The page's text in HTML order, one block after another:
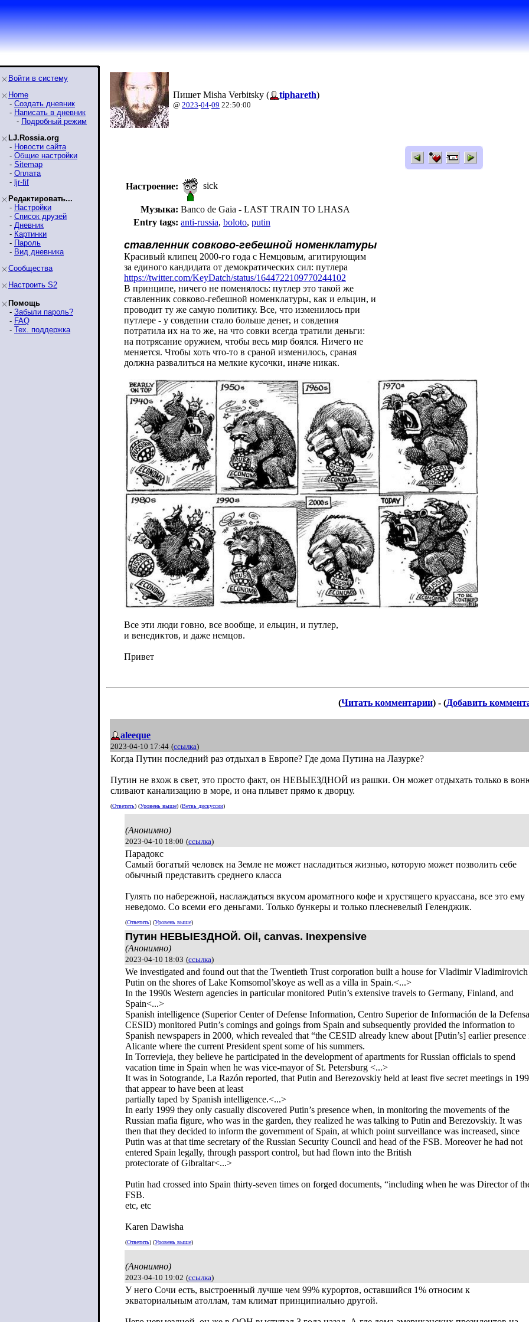
Войти в систему
Home
- Создать дневник
- Написать в дневник
- Подробный режим
LJ.Rossia.org
- Новости сайта
- Общие настройки
- Sitemap
- Оплата
- ljr-fif
Редактировать...
- Настройки
- Список друзей
- Дневник
- Картинки
- Пароль
- Вид дневника
Сообщества
Настроить S2
Помощь
- Забыли пароль?
- FAQ
- Тех. поддержка
Пишет Misha Verbitsky ( tiphareth)
@ 2023-04-09 22:50:00
Настроение: sick
Музыка: Banco de Gaia - LAST TRAIN TO LHASA
Entry tags: anti-russia, boloto, putin
ставленник совково-гебешной номенклатуры
Красивый клипец 2000-го года с Немцовым, агитирующим
за единого кандидата от демократических сил: путлера
https://twitter.com/KeyDatch/status/1644722109770244102
В принципе, ничего не поменялось: путлер это такой же
ставленник совково-гебешной номенклатуры, как и ельцин, и
проводит ту же самую политику. Все, что изменилось при
путлере - у совдепии стало больше денег, и совдепия
потратила их на то же, на что совки всегда тратили деньги:
на потрясание оружием, чтобы весь мир боялся. Ничего не
меняется. Чтобы хоть что-то в сраной изменилось, сраная
должна развалиться на мелкие кусочки, иначе никак.
Все эти люди говно, все вообще, и ельцин, и путлер,
и венедиктов, и даже немцов.
Привет
(Читать комментарии) - (Добавить
aleeque
2023-04-10 17:44 (ссылка)
Когда Путин последний раз отдыхал в Европе? Где дома Путина на Лазурке?
Путин не вхож в свет, это просто факт, он НЕВЫЕЗДНОЙ из рашки. Он может отдыхать только в
сливают канализацию в море, и она плывет прямо к дворцу.
(Ответить) (Уровень выше) (Ветвь дискуссии)
(Анонимно)
2023-04-10 18:00 (ссылка)
Парадокс
Самый богатый человек на Земле не может насладиться жизнью, которую может позволить себе
обычный представить среднего класса
Гулять по набережной, наслаждаться вкусом ароматного кофе и хрустящего круассана, все это ему
неведомо. Со всеми его деньгами. Только бункеры и только плесневелый Геленджик.
(Ответить) (Уровень выше)
Путин НЕВЫЕЗДНОЙ. Oil, canvas. Inexpensive
(Анонимно)
2023-04-10 18:03 (ссылка)
We investigated and found out that the Twentieth Trust corporation built a house for Vladimir Vladimirovich
Putin on the shores of Lake Komsomol’skoye as well as a villa in Spain.<...>
In the 1990s Western agencies in particular monitored Putin’s extensive travels to Germany, Finland, and
Spain<...>
Spanish intelligence (Superior Center of Defense Information, Centro Superior de Información de la
CESID) monitored Putin’s comings and goings from Spain and subsequently provided the information to
Spanish newspapers in 2000, which revealed that “the CESID already knew about [Putin’s] earlier presence
Alicante where the current President spent some of his summers.
In Torrevieja, they believe he participated in the development of apartments for Russian officials to spend
vacation time in Spain when he was vice-mayor of St. Petersburg <...>
It was in Sotogrande, La Razón reported, that Putin and Berezovskiy held at least five secret meetings in
that appear to have been at least
partially taped by Spanish intelligence.<...>
In early 1999 they only casually discovered Putin’s presence when, in monitoring the movements of the
Russian mafia figure, who was in the garden, they realized he was talking to Putin and Berezovskiy. It was
then that they decided to inform the government of Spain, at which point surveillance was increased, since
Putin was at that time secretary of the Russian Security Council and head of the FSB. Moreover he had not
entered Spain legally, through passport control, but had flown into the British
protectorate of Gibraltar<...>
Putin had crossed into Spain thirty-seven times on forged documents, “including when he was Director of
FSB.
etc, etc
Karen Dawisha
(Ответить) (Уровень выше)
(Анонимно)
2023-04-10 19:02 (ссылка)
У него Сочи есть, выстроенный лучше чем 99% курортов, оставшийся 1% относим к
экваториальным атоллам, там климат принципиально другой.